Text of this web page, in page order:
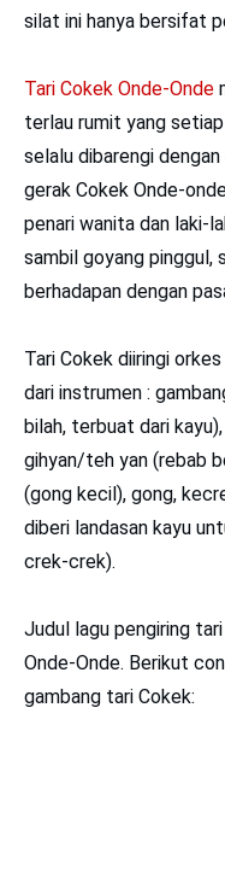
silat ini hanya bersifat
Tari Cokek Onde-Onde
terlau rumit yang
selalu dibarengi
gerak Cokek Onde-
penari wanita dan laki-
sambil goyang pinggul,
berhadapan dengan
Tari Cokek diiringi
dari instrumen :
bilah, terbuat dari
gihyan/teh yan (rebab
(gong kecil), gong,
diberi landasan kayu
crek-crek).
Judul lagu pengiring
Onde-Onde. Berikut
gambang tari Cokek: